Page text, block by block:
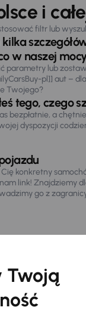
i
filtr lub
w naszej
parametry lub
pl]] aut –
Twojego?
tego, czego
bezpłatnie, a
dyspozycji
konkretny
link! Znajdziemy
go z
Twoją